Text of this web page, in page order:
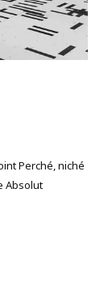
Perché, niché
Absolut